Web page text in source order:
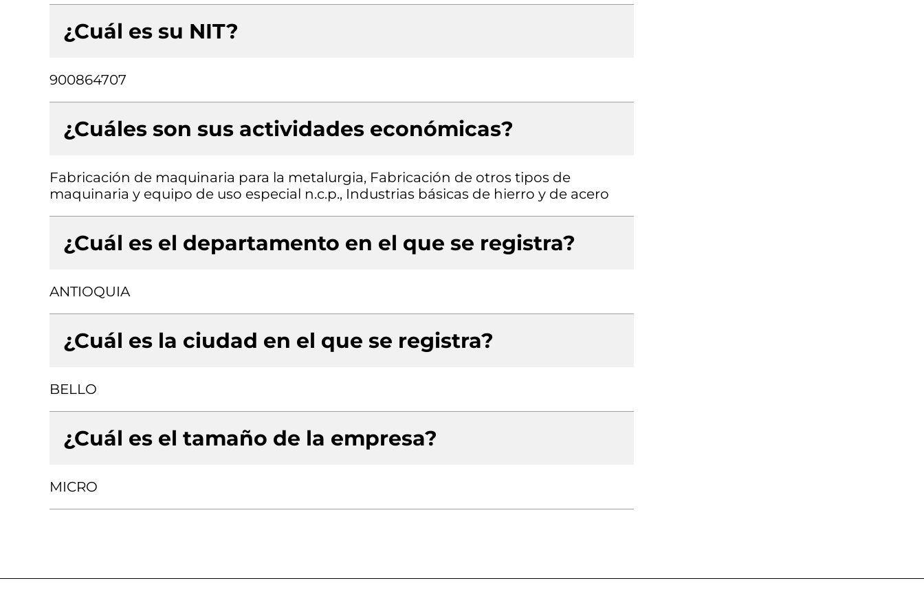
¿Cuál es su NIT?
900864707
¿Cuáles son sus actividades económicas?
Fabricación de maquinaria para la metalurgia, Fabricación de otros tipos de
maquinaria y equipo de uso especial n.c.p., Industrias básicas de hierro y de acero
¿Cuál es el departamento en el que se registra?
ANTIOQUIA
¿Cuál es la ciudad en el que se registra?
BELLO
¿Cuál es el tamaño de la empresa?
MICRO